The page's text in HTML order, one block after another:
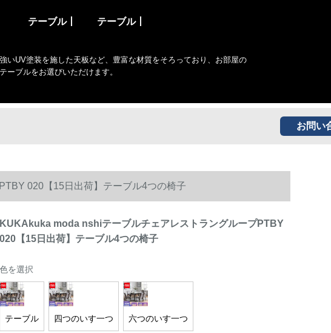
テーブル丨 テーブル丨
いUV塗装を施した天板など、豊富な材質をそろっており、お部屋の
ブルをお選びいただけます。
お問い
020【15日出荷】テーブル4つの椅子
KUKAkuka moda nshiテーブルチェアレストラングループPTBY
020【15日出荷】テーブル4つの椅子
色を選択
テーブル 四つのいす一つ 六つのいす一つ